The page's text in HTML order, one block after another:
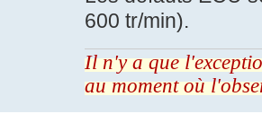
600 tr/min).
Il n'y a que
au moment où